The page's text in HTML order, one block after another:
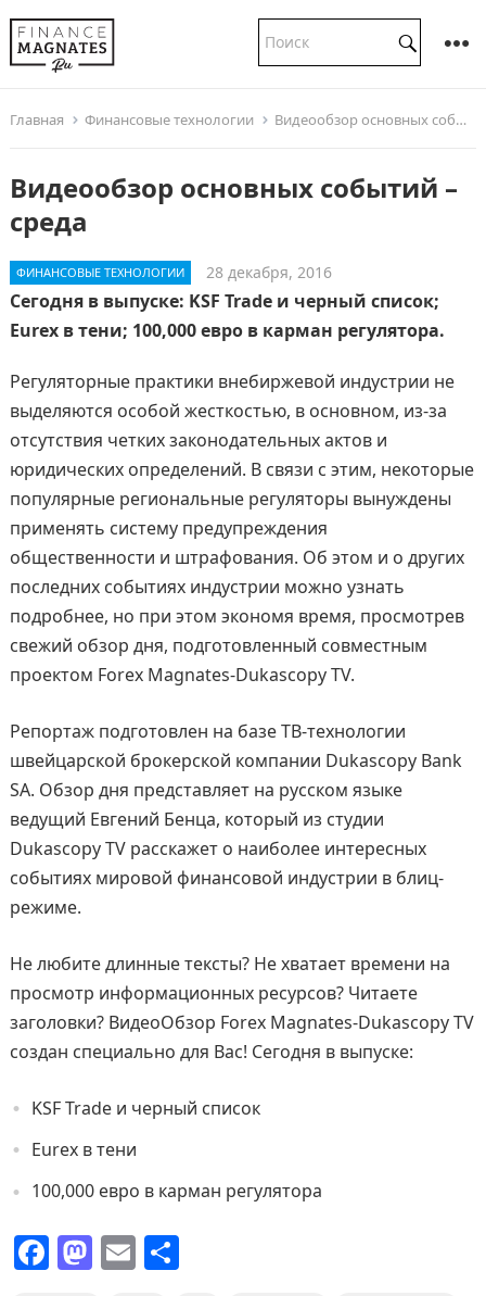
Главная Финансовые технологии Видеообзор основных событий – среда
Видеообзор основных событий –
среда
ФИНАНСОВЫЕ ТЕХНОЛОГИИ 28 декабря, 2016
Сегодня в выпуске: KSF Trade и черный список;
Eurex в тени; 100,000 евро в карман регулятора.
Регуляторные практики внебиржевой индустрии не
выделяются особой жесткостью, в основном, из-за
отсутствия четких законодательных актов и
юридических определений. В связи с этим, некоторые
популярные региональные регуляторы вынуждены
применять систему предупреждения
общественности и штрафования. Об этом и о других
последних событиях индустрии можно узнать
подробнее, но при этом экономя время, просмотрев
свежий обзор дня, подготовленный совместным
проектом Forex Magnates-Dukascopy TV.
Репортаж подготовлен на базе ТВ-технологии
швейцарской брокерской компании Dukascopy Bank
SA. Обзор дня представляет на русском языке
ведущий Евгений Бенца, который из студии
Dukascopy TV расскажет о наиболее интересных
событиях мировой финансовой индустрии в блиц-
режиме.
Не любите длинные тексты? Не хватает времени на
просмотр информационных ресурсов? Читаете
заголовки? ВидеоОбзор Forex Magnates-Dukascopy TV
создан специально для Вас! Сегодня в выпуске:
KSF Trade и черный список
Eurex в тени
100,000 евро в карман регулятора
F M E О